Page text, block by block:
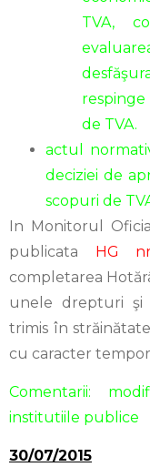
TVA,
de TVA.
actul
deciziei de
scopuri de
In Monitorul
publicata HG
completarea
unele drepturi şi
trimis în
cu caracter
Comentarii:
institutiile publice
30/07/2015